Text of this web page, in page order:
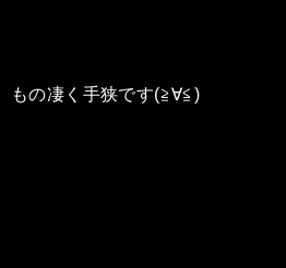
もの凄く手狭です(≧∀≦)